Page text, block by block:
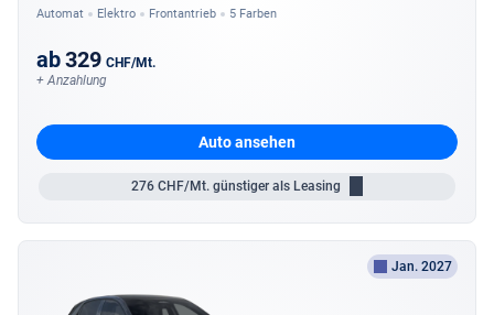
Automat Elektro Frontantrieb 5 Farben
ab329 CHF/Mt.
+ Anzahlung
Auto ansehen
276 CHF/Mt. günstiger als Leasing
Jan. 2027